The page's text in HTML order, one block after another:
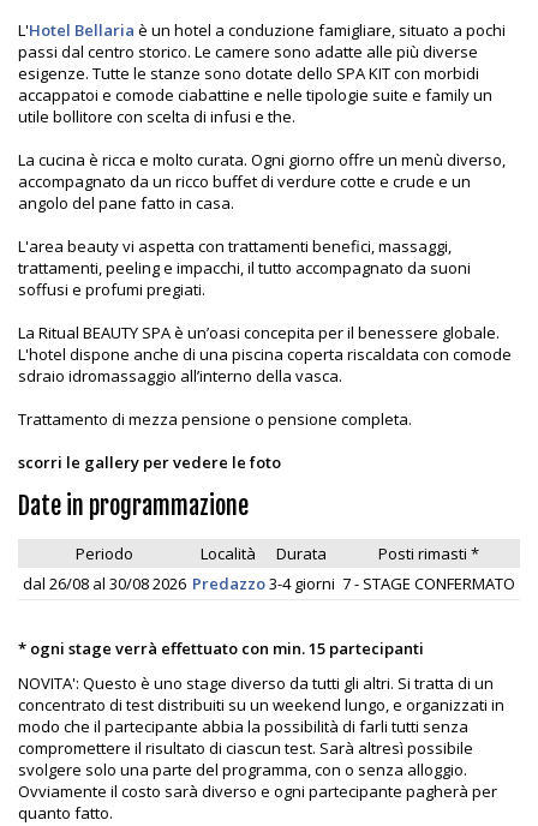
L'Hotel Bellaria è un hotel a conduzione famigliare, situato a pochi
passi dal centro storico. Le camere sono adatte alle più diverse
esigenze. Tutte le stanze sono dotate dello SPA KIT con morbidi
accappatoi e comode ciabattine e nelle tipologie suite e family un
utile bollitore con scelta di infusi e the.
La cucina è ricca e molto curata. Ogni giorno offre un menù diverso,
accompagnato da un ricco buffet di verdure cotte e crude e un
angolo del pane fatto in casa.
L'area beauty vi aspetta con trattamenti benefici, massaggi,
trattamenti, peeling e impacchi, il tutto accompagnato da suoni
soffusi e profumi pregiati.
La Ritual BEAUTY SPA è un’oasi concepita per il benessere globale.
L'hotel dispone anche di una piscina coperta riscaldata con comode
sdraio idromassaggio all’interno della vasca.
Trattamento di mezza pensione o pensione completa.
scorri le gallery per vedere le foto
Date in programmazione
Periodo Località Durata
Posti rimasti *
dal 26/08 al 30/08 2026 Predazzo3-4 giorni 7 - STAGE CONFERMATO
* ogni stage verrà effettuato con min. 15 partecipanti
NOVITA': Questo è uno stage diverso da tutti gli altri. Si tratta di un
concentrato di test distribuiti su un weekend lungo, e organizzati in
modo che il partecipante abbia la possibilità di farli tutti senza
compromettere il risultato di ciascun test. Sarà altresì possibile
svolgere solo una parte del programma, con o senza alloggio.
Ovviamente il costo sarà diverso e ogni partecipante pagherà per
quanto fatto.